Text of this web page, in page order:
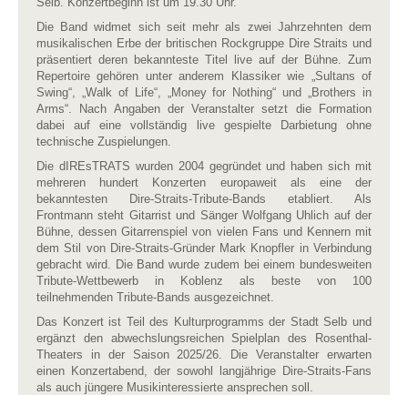
Die Band widmet sich seit mehr als zwei Jahrzehnten dem
musikalischen Erbe der britischen Rockgruppe Dire Straits und
präsentiert deren bekannteste Titel live auf der Bühne. Zum
Repertoire gehören unter anderem Klassiker wie „Sultans of
Swing“, „Walk of Life“, „Money for Nothing“ und „Brothers in
Arms“. Nach Angaben der Veranstalter setzt die Formation
dabei auf eine vollständig live gespielte Darbietung ohne
technische Zuspielungen.
Die dIREsTRATS wurden 2004 gegründet und haben sich mit
mehreren hundert Konzerten europaweit als eine der
bekanntesten Dire-Straits-Tribute-Bands etabliert. Als
Frontmann steht Gitarrist und Sänger Wolfgang Uhlich auf der
Bühne, dessen Gitarrenspiel von vielen Fans und Kennern mit
dem Stil von Dire-Straits-Gründer Mark Knopfler in Verbindung
gebracht wird. Die Band wurde zudem bei einem bundesweiten
Tribute-Wettbewerb in Koblenz als beste von 100
teilnehmenden Tribute-Bands ausgezeichnet.
Das Konzert ist Teil des Kulturprogramms der Stadt Selb und
ergänzt den abwechslungsreichen Spielplan des Rosenthal-
Theaters in der Saison 2025/26. Die Veranstalter erwarten
einen Konzertabend, der sowohl langjährige Dire-Straits-Fans
als auch jüngere Musikinteressierte ansprechen soll.